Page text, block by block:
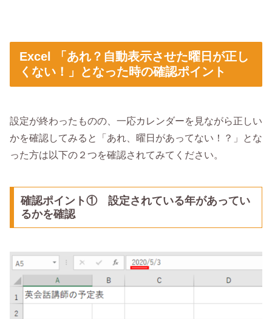
Excel 「あれ？自動表示させた曜日が正し
くない！」となった時の確認ポイント
設定が終わったものの、一応カレンダーを見ながら正しい
かを確認してみると「あれ、曜日があってない！？」とな
った方は以下の２つを確認されてみてください。
確認ポイント① 設定されている年があってい
るかを確認